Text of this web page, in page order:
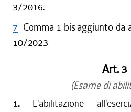
3/2016.
7 Comma 1 bis aggiunto da
10/2023
Art. 3
(Esame di
1. L'abilitazione